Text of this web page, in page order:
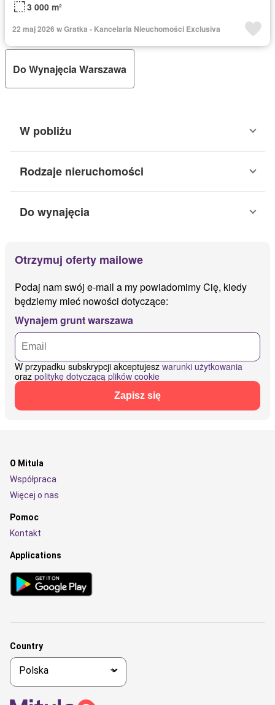
3 000 m²
22 maj 2026 w Gratka - Kancelaria Nieuchomości Exclusiva
Do Wynajęcia Warszawa
W pobliżu
Rodzaje nieruchomości
Do wynajęcia
Otrzymuj oferty mailowe
Podaj nam swój e-mail a my powiadomimy Cię, kiedy
będziemy mieć nowości dotyczące:
Wynajem grunt warszawa
W przypadku subskrypcji akceptujesz warunki użytkowania
oraz politykę dotyczącą plików cookie
Zapisz się
O Mitula
Współpraca
Więcej o nas
Pomoc
Kontakt
Applications
Country